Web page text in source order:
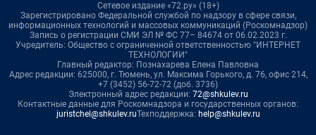
Сетевое издание «72.ру» (18+)
Зарегистрировано Федеральной службой по надзору в сфере связи,
информационных технологий и массовых коммуникаций (Роскомнадзор)
Запись о регистрации СМИ ЭЛ № ФС 77– 84674 от 06.02.2023 г.
Учредитель: Общество с ограниченной ответственностью "ИНТЕРНЕТ
ТЕХНОЛОГИИ"
Главный редактор: Познахарева Елена Павловна
Адрес редакции: 625000, г. Тюмень, ул. Максима Горького, д. 76, офис 214,
+7 (3452) 56-72-72 (доб. 3736)
Электронный адрес редакции: 72@shkulev.ru
Контактные данные для Роскомнадзора и государственных органов:
juristchel@shkulev.ruТехподдержка: help@shkulev.ru